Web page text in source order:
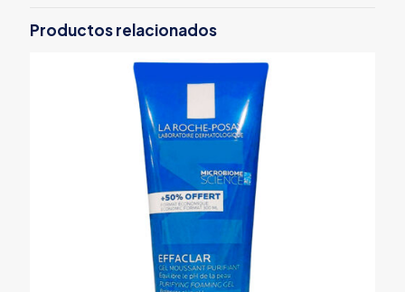
Productos relacionados